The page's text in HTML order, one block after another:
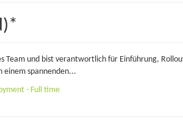
Team und bist verantwortlich für Einführung,
einem spannenden...
- Full time